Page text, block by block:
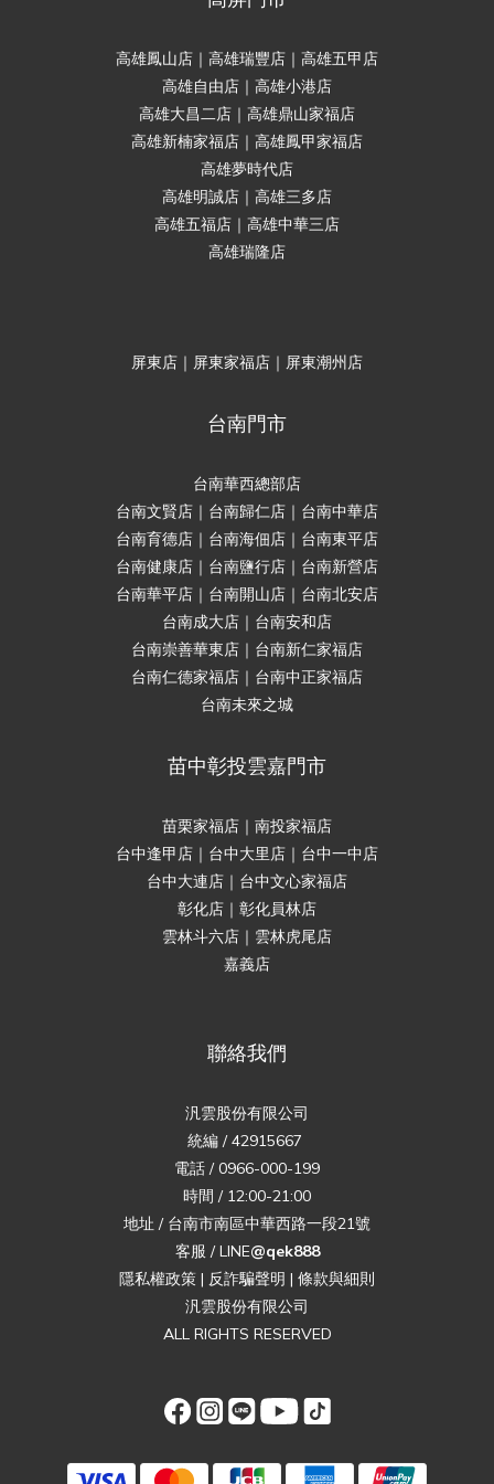
高雄鳳山店｜高雄瑞豐店｜高雄五甲店
高雄自由店｜高雄小港店
高雄大昌二店｜高雄鼎山家福店
高雄新楠家福店｜高雄鳳甲家福店
高雄夢時代店
高雄明誠店｜高雄三多店
高雄五福店｜高雄中華三店
高雄瑞隆店
屏東店｜屏東家福店｜屏東潮州店
台南門市
台南華西總部店
台南文賢店｜台南歸仁店｜台南中華店
台南育德店｜台南海佃店｜台南東平店
台南健康店｜台南鹽行店｜台南新營店
台南華平店｜台南開山店｜台南北安店
台南成大店｜台南安和店
台南崇善華東店｜台南新仁家福店
台南仁德家福店｜台南中正家福店
台南未來之城
苗中彰投雲嘉門市
苗栗家福店｜南投家福店
台中逢甲店｜台中大里店｜台中一中店
台中大連店｜台中文心家福店
彰化店｜彰化員林店
雲林斗六店｜雲林虎尾店
嘉義店
聯絡我們
汎雲股份有限公司
統編 / 42915667
電話 / 0966-000-199
時間 / 12:00-21:00
地址 / 台南市南區中華西路一段21號
客服 / LINE@qek888
隱私權政策 | 反詐騙聲明 | 條款與細則
汎雲股份有限公司
ALL RIGHTS RESERVED